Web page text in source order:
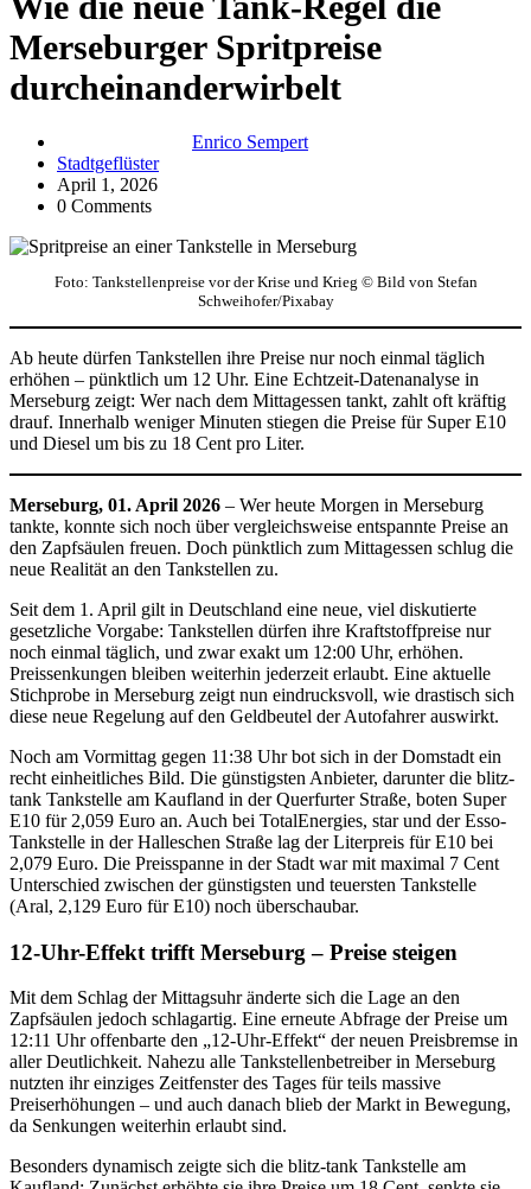
Merseburger Spritpreise
durcheinanderwirbelt
Enrico Sempert
Stadtgeflüster
April 1, 2026
0 Comments
Foto: Tankstellenpreise vor der Krise und Krieg © Bild von Stefan
Schweihofer/Pixabay
Ab heute dürfen Tankstellen ihre Preise nur noch einmal täglich
erhöhen – pünktlich um 12 Uhr. Eine Echtzeit-Datenanalyse in
Merseburg zeigt: Wer nach dem Mittagessen tankt, zahlt oft kräftig
drauf. Innerhalb weniger Minuten stiegen die Preise für Super E10
und Diesel um bis zu 18 Cent pro Liter.
Merseburg, 01. April 2026 – Wer heute Morgen in Merseburg
tankte, konnte sich noch über vergleichsweise entspannte Preise an
den Zapfsäulen freuen. Doch pünktlich zum Mittagessen schlug die
neue Realität an den Tankstellen zu.
Seit dem 1. April gilt in Deutschland eine neue, viel diskutierte
gesetzliche Vorgabe: Tankstellen dürfen ihre Kraftstoffpreise nur
noch einmal täglich, und zwar exakt um 12:00 Uhr, erhöhen.
Preissenkungen bleiben weiterhin jederzeit erlaubt. Eine aktuelle
Stichprobe in Merseburg zeigt nun eindrucksvoll, wie drastisch sich
diese neue Regelung auf den Geldbeutel der Autofahrer auswirkt.
Noch am Vormittag gegen 11:38 Uhr bot sich in der Domstadt ein
recht einheitliches Bild. Die günstigsten Anbieter, darunter die blitz-
tank Tankstelle am Kaufland in der Querfurter Straße, boten Super
E10 für 2,059 Euro an. Auch bei TotalEnergies, star und der Esso-
Tankstelle in der Halleschen Straße lag der Literpreis für E10 bei
2,079 Euro. Die Preisspanne in der Stadt war mit maximal 7 Cent
Unterschied zwischen der günstigsten und teuersten Tankstelle
(Aral, 2,129 Euro für E10) noch überschaubar.
12-Uhr-Effekt trifft Merseburg – Preise steigen
Mit dem Schlag der Mittagsuhr änderte sich die Lage an den
Zapfsäulen jedoch schlagartig. Eine erneute Abfrage der Preise um
12:11 Uhr offenbarte den „12-Uhr-Effekt“ der neuen Preisbremse in
aller Deutlichkeit. Nahezu alle Tankstellenbetreiber in Merseburg
nutzten ihr einziges Zeitfenster des Tages für teils massive
Preiserhöhungen – und auch danach blieb der Markt in Bewegung,
da Senkungen weiterhin erlaubt sind.
Besonders dynamisch zeigte sich die blitz-tank Tankstelle am